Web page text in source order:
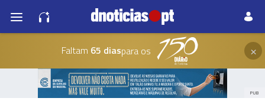
Faltam 65 diaspara os ×
PUB